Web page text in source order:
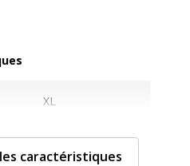
XL
Non
caractéristiques